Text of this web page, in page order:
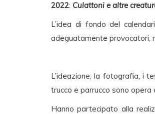
2022: Culattoni e altre
L’idea di fondo del
adeguatamente provocatori,
L’ideazione, la fotografia, i
trucco e parrucco sono opera
Hanno partecipato alla